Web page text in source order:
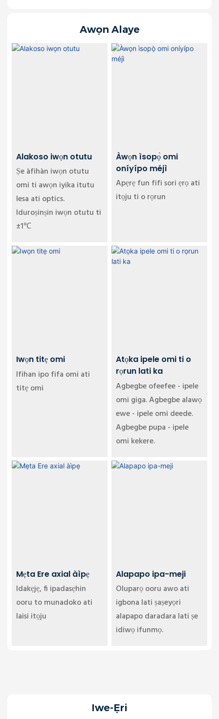
Awọn Alaye
Alakoso iwọn otutu
Ṣe àfihàn iwọn otutu
omi ti awọn iyika itutu
lesa ati optics.
Iduroṣinṣin iwọn otutu ti
±1℃
Àwọn ìsopọ̀ omi
oníyípo méjì
Apẹrẹ fun fifi sori ẹrọ ati
itọju ti o rọrun
Iwọn titẹ omi
Ifihan ipo fifa omi ati
titẹ omi
Atọka ipele omi ti o
rọrun lati ka
Agbegbe ofeefee - ipele
omi giga. Agbegbe alawọ
ewe - ipele omi deede.
Agbegbe pupa - ipele
omi kekere.
Mẹta Ere axial àìpẹ
Idakẹjẹ, ﬁ ipadasẹhin
ooru to munadoko ati
laisi itọju
Alapapo ipa-meji
Oluparọ ooru awo ati
igbona lati ṣaṣeyọri
alapapo daradara lati ṣe
idiwọ ifunmọ.
Iwe-Ẹri